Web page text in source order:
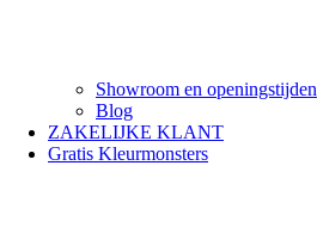
Showroom en openingstijden
Blog
ZAKELIJKE KLANT
Gratis Kleurmonsters